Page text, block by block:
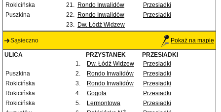
Rokicińska
21. Rondo Inwalidów
Przesiadki
Puszkina
22. Rondo Inwalidów
Przesiadki
23. Dw. Łódź Widzew
Sąsieczno Pokaż na mapie
ULICA PRZYSTANEK
PRZESIADKI
1.
Dw. Łódź Widzew
Przesiadki
Puszkina
2. Rondo Inwalidów
Przesiadki
Rokicińska
3. Rondo Inwalidów
Przesiadki
Rokicińska
4. Gogola
Przesiadki
Rokicińska
5. Lermontowa
Przesiadki